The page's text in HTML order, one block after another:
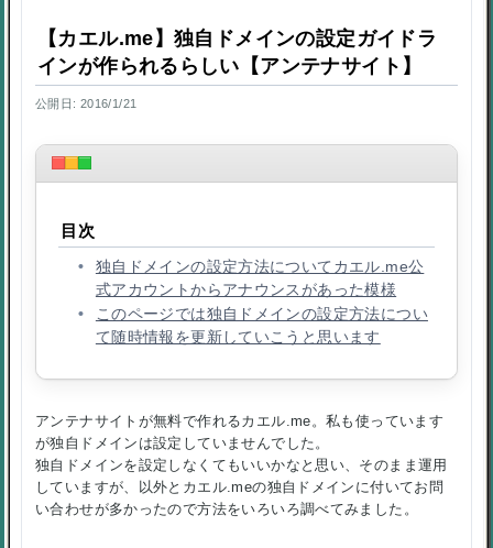
【カエル.me】独自ドメインの設定ガイドラ
インが作られるらしい【アンテナサイト】
公開日: 2016/1/21
目次
独自ドメインの設定方法についてカエル.me公
式アカウントからアナウンスがあった模様
このページでは独自ドメインの設定方法につい
て随時情報を更新していこうと思います
アンテナサイトが無料で作れるカエル.me。私も使っています
が独自ドメインは設定していませんでした。
独自ドメインを設定しなくてもいいかなと思い、そのまま運用
していますが、以外とカエル.meの独自ドメインに付いてお問
い合わせが多かったので方法をいろいろ調べてみました。